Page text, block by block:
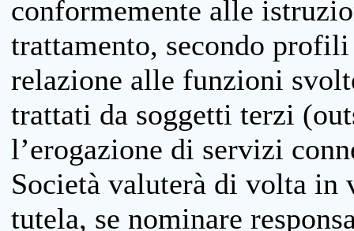
conformemente alle
trattamento, secondo
relazione alle funzioni
trattati da soggetti terzi
l’erogazione di servizi
Società valuterà di volta in
tutela, se nominare